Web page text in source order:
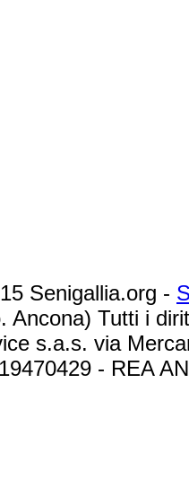
Senigallia.org -
Ancona) Tutti i
s.a.s. via
- REA